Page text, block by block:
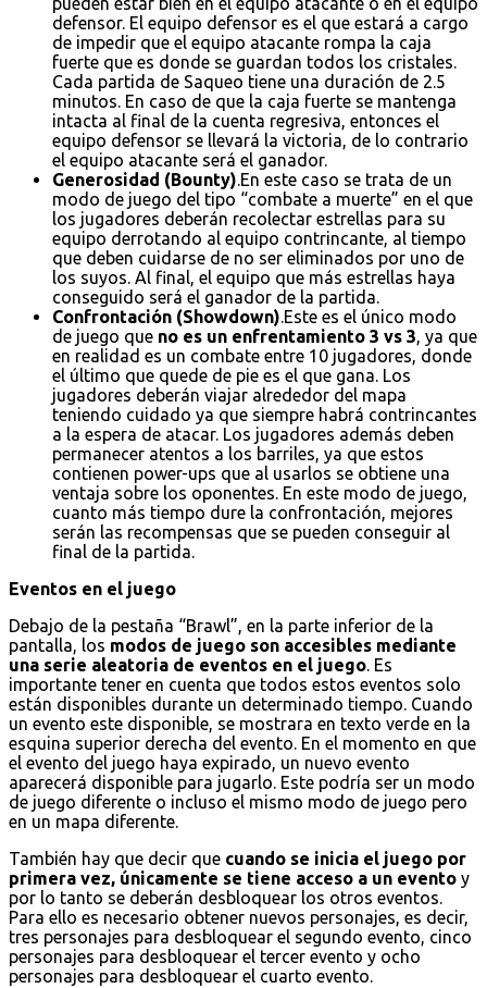
defensor. El equipo defensor es el que estará a cargo
de impedir que el equipo atacante rompa la caja
fuerte que es donde se guardan todos los cristales.
Cada partida de Saqueo tiene una duración de 2.5
minutos. En caso de que la caja fuerte se mantenga
intacta al final de la cuenta regresiva, entonces el
equipo defensor se llevará la victoria, de lo contrario
el equipo atacante será el ganador.
Generosidad (Bounty).En este caso se trata de un
modo de juego del tipo “combate a muerte” en el que
los jugadores deberán recolectar estrellas para su
equipo derrotando al equipo contrincante, al tiempo
que deben cuidarse de no ser eliminados por uno de
los suyos. Al final, el equipo que más estrellas haya
conseguido será el ganador de la partida.
Confrontación (Showdown).Este es el único modo
de juego que no es un enfrentamiento 3 vs 3, ya que
en realidad es un combate entre 10 jugadores, donde
el último que quede de pie es el que gana. Los
jugadores deberán viajar alrededor del mapa
teniendo cuidado ya que siempre habrá contrincantes
a la espera de atacar. Los jugadores además deben
permanecer atentos a los barriles, ya que estos
contienen power-ups que al usarlos se obtiene una
ventaja sobre los oponentes. En este modo de juego,
cuanto más tiempo dure la confrontación, mejores
serán las recompensas que se pueden conseguir al
final de la partida.
Eventos en el juego
Debajo de la pestaña “Brawl”, en la parte inferior de la
pantalla, los modos de juego son accesibles mediante
una serie aleatoria de eventos en el juego. Es
importante tener en cuenta que todos estos eventos solo
están disponibles durante un determinado tiempo. Cuando
un evento este disponible, se mostrara en texto verde en la
esquina superior derecha del evento. En el momento en que
el evento del juego haya expirado, un nuevo evento
aparecerá disponible para jugarlo. Este podría ser un modo
de juego diferente o incluso el mismo modo de juego pero
en un mapa diferente.
También hay que decir que cuando se inicia el juego por
primera vez, únicamente se tiene acceso a un evento y
por lo tanto se deberán desbloquear los otros eventos.
Para ello es necesario obtener nuevos personajes, es decir,
tres personajes para desbloquear el segundo evento, cinco
personajes para desbloquear el tercer evento y ocho
personajes para desbloquear el cuarto evento.